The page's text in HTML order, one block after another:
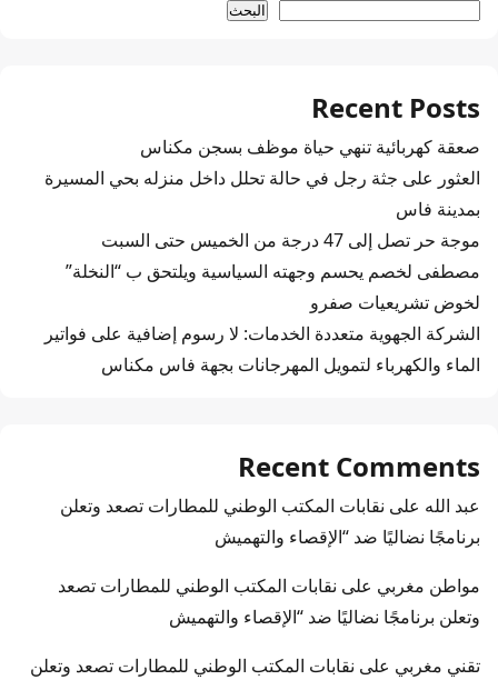
البحث
Recent Posts
صعقة كهربائية تنهي حياة موظف بسجن مكناس
العثور على جثة رجل في حالة تحلل داخل منزله بحي المسيرة
بمدينة فاس
موجة حر تصل إلى 47 درجة من الخميس حتى السبت
مصطفى لخصم يحسم وجهته السياسية ويلتحق ب “النخلة”
لخوض تشريعيات صفرو
الشركة الجهوية متعددة الخدمات: لا رسوم إضافية على فواتير
الماء والكهرباء لتمويل المهرجانات بجهة فاس مكناس
Recent Comments
عبد الله على نقابات المكتب الوطني للمطارات تصعد وتعلن
برنامجًا نضاليًا ضد “الإقصاء والتهميش
مواطن مغربي على نقابات المكتب الوطني للمطارات تصعد
وتعلن برنامجًا نضاليًا ضد “الإقصاء والتهميش
تقني مغربي على نقابات المكتب الوطني للمطارات تصعد وتعلن